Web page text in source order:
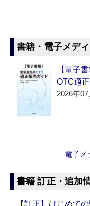
書籍・電子メデ
【電子
OTC適
2026年
電子メ
書籍 訂正・追加
【訂正】はじめて